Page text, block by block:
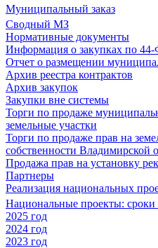
Муниципальный заказ
Сводный МЗ
Нормативные документы
Информация о закупках по
Отчет о размещении
Архив реестра контрактов
Архив закупок
Закупки вне системы
Торги по продаже
земельные участки
Торги по продаже прав на
собственности Владимирской
Продажа прав на установку
Партнеры
Реализация национальных
Национальные проекты: сроки
2025 год
2024 год
2023 год